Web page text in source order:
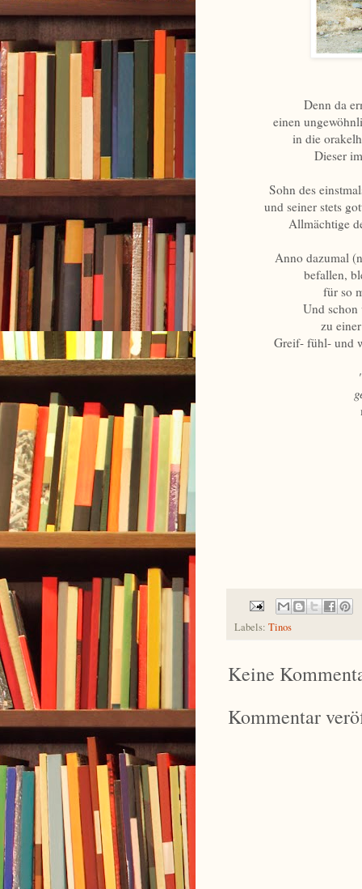
Denn da
einen
in die
Dieser
Sohn des
und seiner stets
Allmächtige
Anno dazumal
befallen,
für so
Und
zu
Greif- fühl- und
Labels: Tinos
Keine
Kommentar